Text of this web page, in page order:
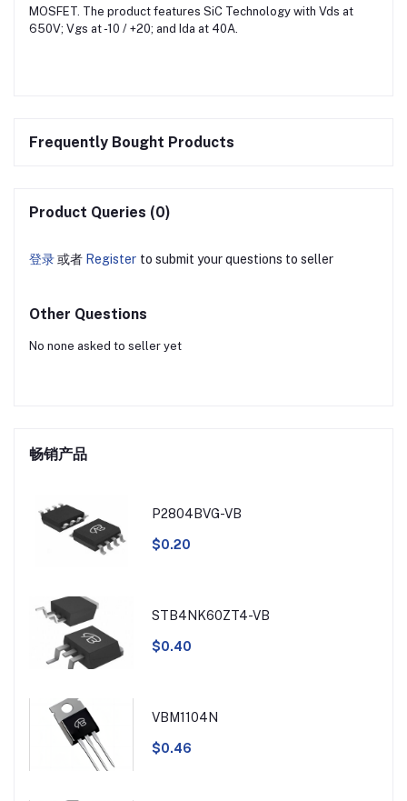
MOSFET. The product features SiC Technology with Vds at
650V; Vgs at -10 / +20; and Ida at 40A.
Frequently Bought Products
Product Queries (0)
登录或者 Register to submit your questions to seller
Other Questions
No none asked to seller yet
畅销产品
P2804BVG-VB
$0.20
STB4NK60ZT4-VB
$0.40
VBM1104N
$0.46